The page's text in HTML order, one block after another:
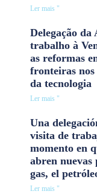
Ler mais "
Delegação
trabalho à
as reformas
fronteiras nos
da tecnologia
Ler mais "
Una
visita de
momento en
abren nuevas
gas, el
Ler mais "